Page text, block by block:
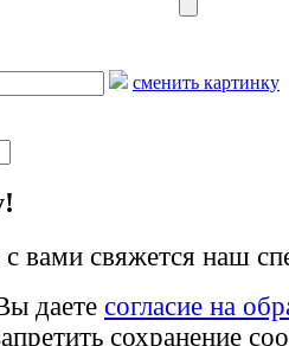
сменить картинку
вами свяжется наш
даете согласие на
сохранение